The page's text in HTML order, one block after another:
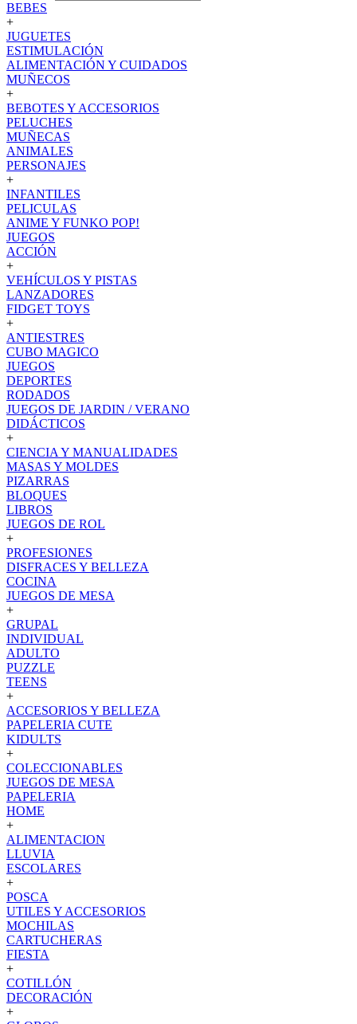
BEBES
+
JUGUETES
ESTIMULACIÓN
ALIMENTACIÓN Y CUIDADOS
MUÑECOS
+
BEBOTES Y ACCESORIOS
PELUCHES
MUÑECAS
ANIMALES
PERSONAJES
+
INFANTILES
PELICULAS
ANIME Y FUNKO POP!
JUEGOS
ACCIÓN
+
VEHÍCULOS Y PISTAS
LANZADORES
FIDGET TOYS
+
ANTIESTRES
CUBO MAGICO
JUEGOS
DEPORTES
RODADOS
JUEGOS DE JARDIN / VERANO
DIDÁCTICOS
+
CIENCIA Y MANUALIDADES
MASAS Y MOLDES
PIZARRAS
BLOQUES
LIBROS
JUEGOS DE ROL
+
PROFESIONES
DISFRACES Y BELLEZA
COCINA
JUEGOS DE MESA
+
GRUPAL
INDIVIDUAL
ADULTO
PUZZLE
TEENS
+
ACCESORIOS Y BELLEZA
PAPELERIA CUTE
KIDULTS
+
COLECCIONABLES
JUEGOS DE MESA
PAPELERIA
HOME
+
ALIMENTACION
LLUVIA
ESCOLARES
+
POSCA
UTILES Y ACCESORIOS
MOCHILAS
CARTUCHERAS
FIESTA
+
COTILLÓN
DECORACIÓN
+